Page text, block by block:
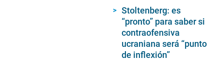
Stoltenberg: es
“pronto” para saber si
contraofensiva
ucraniana será “punto
de inflexión”